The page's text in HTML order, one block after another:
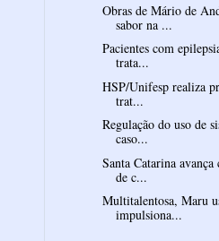
Obras de Mário de
sabor na ...
Pacientes com
trata...
HSP/Unifesp realiza
trat...
Regulação do uso de
caso...
Santa Catarina
de c...
Multitalentosa, Maru
impulsiona...